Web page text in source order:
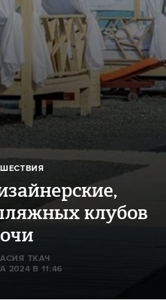
клубов
ТКАЧ
2024 В 11:46